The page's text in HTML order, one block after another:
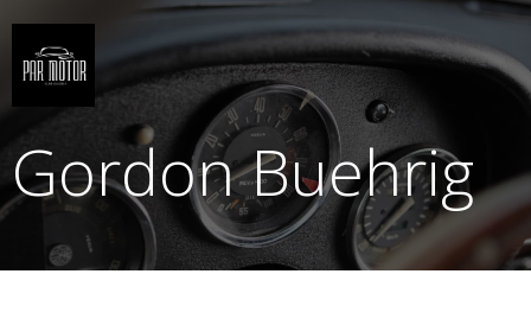
contenido
Gordon Buehrig